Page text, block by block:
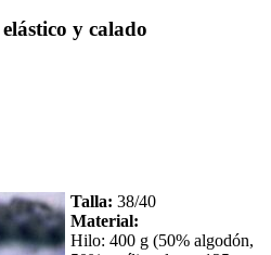
y calado
Talla: 38/40
Material:
Hilo: 400 g (50% algodón,